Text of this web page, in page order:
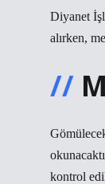
Diyanet
alırken,
kontrol